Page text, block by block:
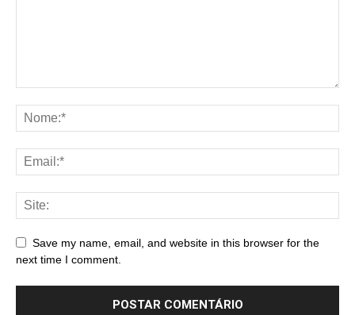
Save my name, email, and website in this browser for the
next time I comment.